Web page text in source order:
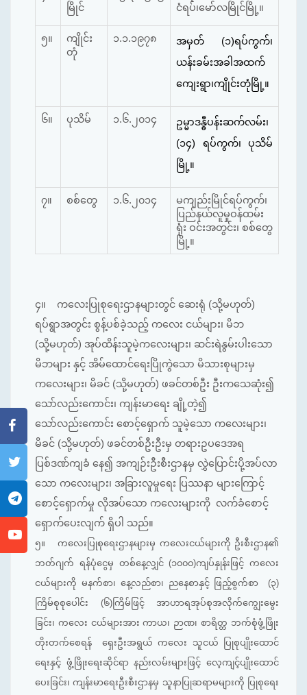
မြိုင်
ငံရပ်၊မော်လမြိုင်မြို့။
၅။
ကျိုင်း
တုံ
၁.၁.၁၉၇၈
အမှတ် (၁)ရပ်ကွက်၊
ယန်းခမ်းအခါအထက်
ကျေးရွာ၊ကျိုင်းတုံမြို့။
၆။ ပုသိမ် ၁.၆.၂၀၁၄
ဥမ္မာဒန္ဓီပန်းဆက်လမ်း၊
(၁၄) ရပ်ကွက်၊ ပုသိမ်
မြို့။
၇။ စစ်တွေ ၁.၆.၂၀၁၄
မကျည်းမြိုင်ရပ်ကွက်၊
ပြည်နယ်လူမှုဝန်ထမ်း
ရုံး ဝင်းအတွင်း၊ စစ်တွေ
မြို့။
၄။
ကလေးပြုစုရေးဌာနများတွင် ဆေးရုံ (သို့မဟုတ်)
ရပ်ရွာအတွင်း စွန့်ပစ်ခဲ့သည့် ကလေး ငယ်များ၊ မိဘ
(သို့မဟုတ်) အုပ်ထိန်းသူမဲ့ကလေးများ၊ ဆင်းရဲနွမ်းပါးသော
မိဘများ နှင့် အိမ်ထောင်ရေးပြိုကွဲသော မိသားစုများမှ
ကလေးများ၊ မိခင် (သို့မဟုတ်) ဖခင်တစ်ဦး ဦးကသေဆုံး၍
သော်လည်းကောင်း၊ ကျန်းမာရေး ချို့တဲ့၍
သော်လည်းကောင်း စောင့်ရှောက် သူမဲ့သော ကလေးများ၊
မိခင် (သို့မဟုတ်) ဖခင်တစ်ဦးဦးမှ တရားဥပဒေအရ
ပြစ်ဒဏ်ကျခံ နေ၍ အကျဉ်းဦးစီးဌာနမှ လွှဲပြောင်းပို့အပ်လာ
သော ကလေးများ၊ အခြားလူမှုရေး ပြဿနာ များကြောင့်
စောင့်ရှောက်မှု လိုအပ်သော ကလေးများကို လက်ခံစောင့်
ရှောက်ပေးလျက် ရှိပါ သည်။
၅။
ကလေးပြုစုရေးဌာနများမှ ကလေးငယ်များကို ဦးစီးဌာန၏
ဘတ်ဂျက် ရန်ပုံငွေမှ တစ်နေ့လျှင် (၁၀၀၀)ကျပ်နှုန်းဖြင့် ကလေး
ငယ်များကို မနက်စာ၊ နေ့လည်စာ၊ ညနေစာနှင့် ဖြည့်စွက်စာ (၃)
ကြိမ်စုစုပေါင်း (၆)ကြိမ်ဖြင့် အာဟာရအုပ်စုအလိုက်ကျွေးမွေး
ခြင်း၊ ကလေး ငယ်များအား ကာယ၊ ဉာဏ၊ စာရိတ္တ ဘက်စုံဖွံ့ဖြိုး
တိုးတက်စေရန် ရှေးဦးအရွယ် ကလေး သူငယ် ပြုစုပျိုးထောင်
ရေးနှင့် ဖွံ့ဖြိုးရေးဆိုင်ရာ နည်းလမ်းများဖြင့် လေ့ကျင့်ပျိုးထောင်
ပေးခြင်း၊ ကျန်းမာရေးဦးစီးဌာနမှ သူနာပြုဆရာမများကို ပြုစုရေး